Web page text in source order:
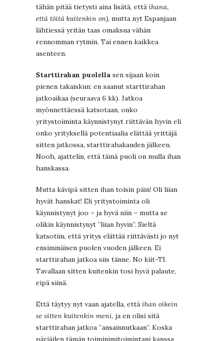
tähän pitää tietysti aina lisätä, että ihana,
että töitä kuitenkin on), mutta nyt Espanjaan
lähtiessä yritän taas omaksua vähän
rennomman rytmin. Tai ennen kaikkea
asenteen.
Starttirahan puolella sen sijaan koin
pienen takaiskun: en saanut starttirahan
jatkoaikaa (seuraava 6 kk). Jatkoa
myönnettäessä katsotaan, onko
yritystoiminta käynnistynyt riittävän hyvin eli
onko yrityksellä potentiaalia elättää yrittäjä
sitten jatkossa, starttirahakauden jälkeen.
Nooh, ajattelin, että tämä puoli on mulla ihan
hanskassa.
Mutta kävipä sitten ihan toisin päin! Oli liian
hyvät hanskat! Eli yritystoiminta oli
käynnistynyt joo – ja hyvä niin – mutta se
olikin käynnistynyt ”liian hyvin”. Sieltä
katsotiin, että yritys elättää riittävästi jo nyt
ensimmäisen puolen vuoden jälkeen. Ei
starttirahan jatkoa siis tänne. No kiit-TI.
Tavallaan sitten kuitenkin tosi hyvä palaute,
eipä siinä.
Että täytyy nyt vaan ajatella, että ihan oikein
se sitten kuitenkin meni, ja en olisi sitä
starttirahan jatkoa ”ansainnutkaan”. Koska
pärjäilen tämän toiminimitoimintani kanssa